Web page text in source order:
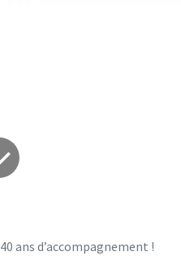
40 ans d’accompagnement !